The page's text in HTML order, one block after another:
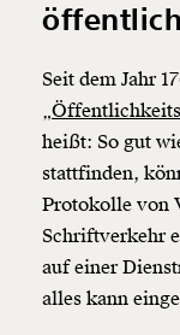
öffentlich
Seit dem Jahr
heißt: So gut
stattfinden,
Protokolle von
Schriftverkehr
auf einer
alles kann